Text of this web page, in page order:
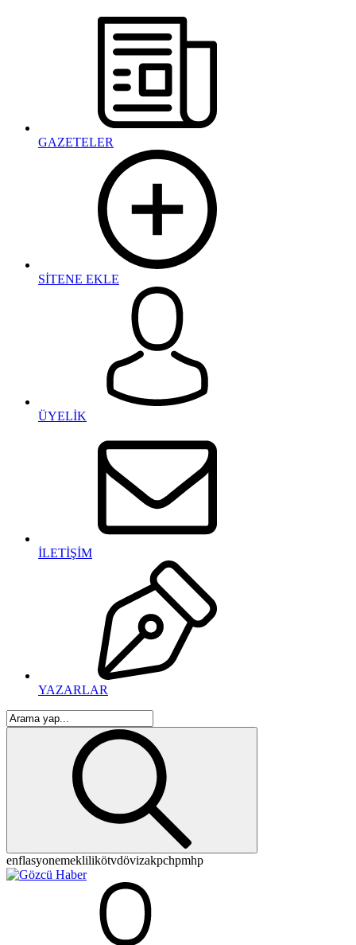
GAZETELER
SİTENE EKLE
ÜYELİK
İLETİŞİM
YAZARLAR
enflasyonemeklilikötvdövizakpchpmhp